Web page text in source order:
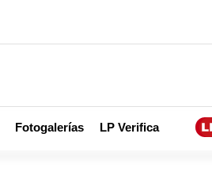
Fotogalerías LP Verifica